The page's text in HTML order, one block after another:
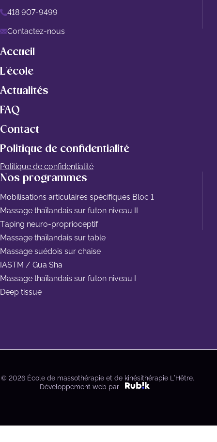
418 907-9499
Contactez-nous
Nos programmes
Mobilisations articulaires spécifiques Bloc 1
Massage thaïlandais sur futon niveau II
Taping neuro-proprioceptif
Massage thaïlandais sur table
Massage suédois sur chaise
IASTM / Gua Sha
Massage thaïlandais sur futon niveau I
Deep tissue
Accueil
L'école
Actualités
FAQ
Contact
Politique de confidentialité
Politique de confidentialité
© 2026 École de massothérapie et de kinésithérapie L’Hêtre.
Développement web par